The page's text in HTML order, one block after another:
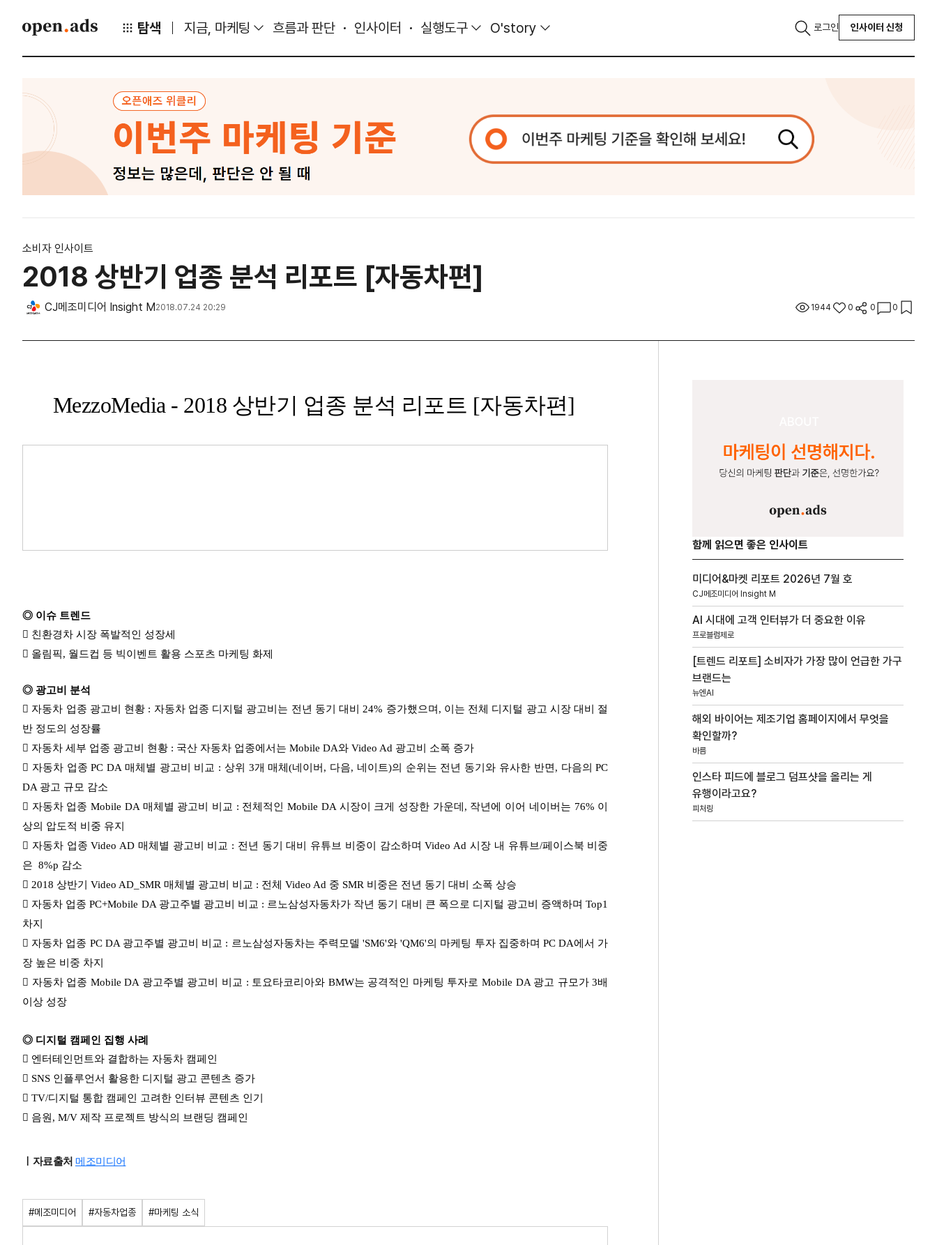
탐색 지금, 마케팅 흐름과 판단 인사이터 실행도구 O'story 로그인 인사이터 신청
소비자 인사이트
2018 상반기 업종 분석 리포트 [자동차편]
CJ메조미디어 Insight M 2018.07.24 20:29 1944 0 0 0
MezzoMedia - 2018 상반기 업종 분석 리포트 [자동차편]
◎ 이슈 트렌드
 친환경차 시장 폭발적인 성장세
 올림픽, 월드컵 등 빅이벤트 활용 스포츠 마케팅 화제
◎ 광고비 분석
 자동차 업종 광고비 현황 : 자동차 업종 디지털 광고비는 전년 동기 대비 24% 증가했으며, 이는 전체 디지털 광고 시장 대비 절
반 정도의 성장률
 자동차 세부 업종 광고비 현황 : 국산 자동차 업종에서는 Mobile DA와 Video Ad 광고비 소폭 증가
 자동차업종 PC DA 매체별 광고비 비교 : 상위 3개 매체(네이버, 다음, 네이트)의 순위는 전년 동기와 유사한 반면, 다음의 PC
DA 광고 규모 감소
 자동차업종 Mobile DA 매체별 광고비 비교 : 전체적인 Mobile DA 시장이 크게 성장한 가운데, 작년에 이어 네이버는 76% 이
상의 압도적 비중 유지
 자동차업종 Video AD 매체별 광고비 비교 : 전년 동기 대비 유튜브 비중이 감소하며 Video Ad 시장 내 유튜브/페이스북 비중
은 8%p 감소
 2018 상반기 Video AD_SMR 매체별 광고비 비교 : 전체 Video Ad 중 SMR 비중은 전년 동기 대비 소폭 상승
 자동차 업종 PC+Mobile DA 광고주별 광고비 비교 : 르노삼성자동차가 작년 동기 대비 큰 폭으로 디지털 광고비 증액하며 Top1
차지
 자동차 업종 PCDA 광고주별 광고비 비교 : 르노삼성자동차는 주력모델 'SM6'와 'QM6'의 마케팅 투자 집중하며 PC DA에서 가
장 높은 비중 차지
 자동차업종 Mobile DA 광고주별 광고비 비교 : 토요타코리아와 BMW는 공격적인 마케팅 투자로 Mobile DA 광고 규모가 3배
이상 성장
◎ 디지털 캠페인 집행 사례
 엔터테인먼트와 결합하는 자동차 캠페인
 SNS 인플루언서 활용한 디지털 광고 콘텐츠 증가
 TV/디지털 통합 캠페인 고려한 인터뷰 콘텐츠 인기
 음원, M/V 제작 프로젝트 방식의 브랜딩 캠페인
ㅣ자료출처 메조미디어
#메조미디어 #자동차업종 #마케팅 소식
함께 읽으면 좋은 인사이트
미디어&마켓 리포트 2026년 7월 호
CJ메조미디어 Insight M
AI 시대에 고객 인터뷰가 더 중요한 이유
프로블럼제로
[트렌드 리포트] 소비자가 가장 많이 언급한 가구
브랜드는
뉴엔AI
해외 바이어는 제조기업 홈페이지에서 무엇을
확인할까?
바름
인스타 피드에 블로그 덤프샷을 올리는 게
유행이라고요?
피처링